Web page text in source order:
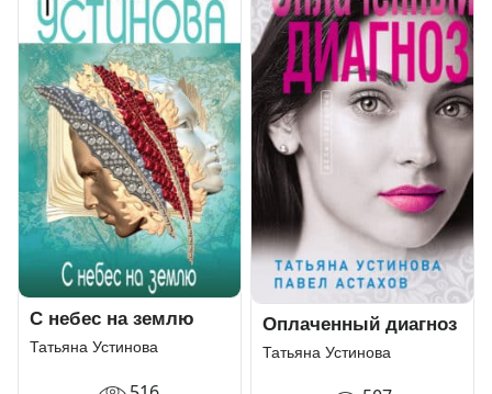
С небес на землю
Татьяна Устинова
Оплаченный диагноз
Татьяна Устинова